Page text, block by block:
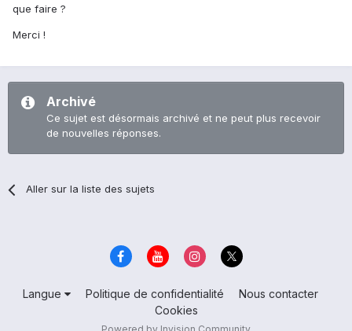
que faire ?
Merci !
Archivé
Ce sujet est désormais archivé et ne peut plus recevoir
de nouvelles réponses.
Aller sur la liste des sujets
Langue Politique de confidentialité
Nous contacter
Cookies